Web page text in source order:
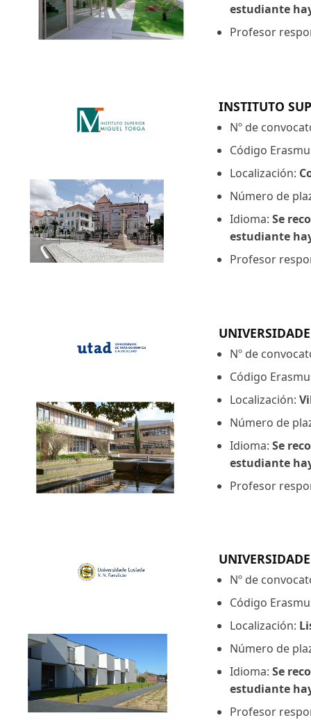
estudiante
Profesor
INSTITUTO
Nº de
Código
Localización:
Número de
Idioma: Se
estudiante
Profesor
Nº de
Código
Localización:
Número de
Idioma: Se
estudiante
Profesor
Nº de
Código
Localización:
Número de
Idioma: Se
estudiante
Profesor